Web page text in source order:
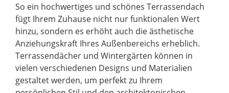
So ein hochwertiges und schönes Terrassendach
fügt Ihrem Zuhause nicht nur funktionalen Wert
hinzu, sondern es erhöht auch die ästhetische
Anziehungskraft Ihres Außenbereichs erheblich.
Terrassendächer und Wintergärten können in
vielen verschiedenen Designs und Materialien
gestaltet werden, um perfekt zu Ihrem